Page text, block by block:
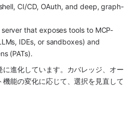
CI/CD, OAuth, and deep, graph-
server that exposes tools to MCP-
IDEs, or sandboxes) and
(PATs).
に進化しています。カバレッジ、オー
能の変化に応じて、選択を見直して